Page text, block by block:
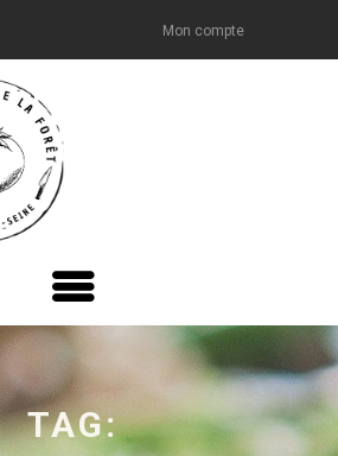
Mon compte
TAG: